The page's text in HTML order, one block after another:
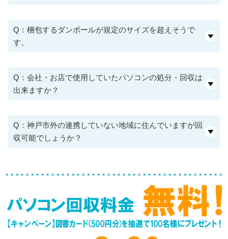
Q：梱包するダンボールが規定のサイズを超えそうで
す。
Q：会社・お店で使用していたパソコンの処分・回収は
出来ますか？
Q：神戸市外の連携していない地域に住んでいますが回
収可能でしょうか？